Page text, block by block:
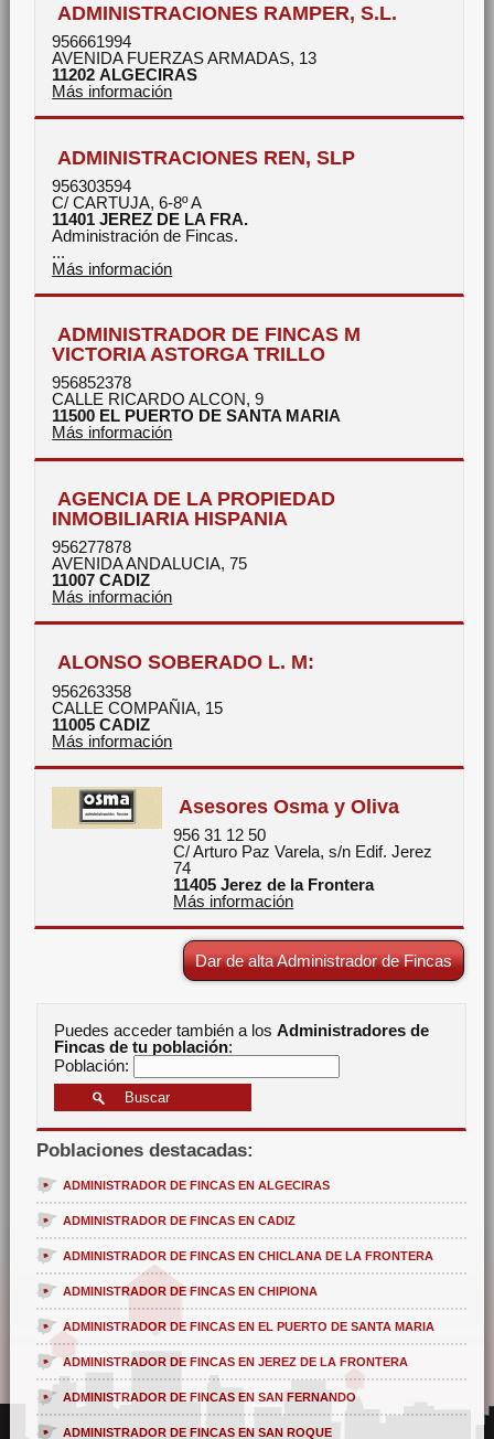
ADMINISTRACIONES RAMPER, S.L.
956661994
AVENIDA FUERZAS ARMADAS, 13
11202 ALGECIRAS
Más información
ADMINISTRACIONES REN, SLP
956303594
C/ CARTUJA, 6-8º A
11401 JEREZ DE LA FRA.
Administración de Fincas.
...
Más información
ADMINISTRADOR DE FINCAS M
VICTORIA ASTORGA TRILLO
956852378
CALLE RICARDO ALCON, 9
11500 EL PUERTO DE SANTA MARIA
Más información
AGENCIA DE LA PROPIEDAD
INMOBILIARIA HISPANIA
956277878
AVENIDA ANDALUCIA, 75
11007 CADIZ
Más información
ALONSO SOBERADO L. M:
956263358
CALLE COMPAÑIA, 15
11005 CADIZ
Más información
Asesores Osma y Oliva
956 31 12 50
C/ Arturo Paz Varela, s/n Edif. Jerez
74
11405 Jerez de la Frontera
Más información
Dar de alta Administrador de Fincas
Puedes acceder también a losAdministradores de
Fincas de tu población:
Población:
Poblaciones destacadas:
ADMINISTRADOR DE FINCAS EN ALGECIRAS
ADMINISTRADOR DE FINCAS EN CADIZ
ADMINISTRADOR DE FINCAS EN CHICLANA DE LA FRONTERA
ADMINISTRADOR DE FINCAS EN CHIPIONA
ADMINISTRADOR DE FINCAS EN EL PUERTO DE SANTA MARIA
ADMINISTRADOR DE FINCAS EN JEREZ DE LA FRONTERA
ADMINISTRADOR DE FINCAS EN SAN FERNANDO
ADMINISTRADOR DE FINCAS EN SAN ROQUE